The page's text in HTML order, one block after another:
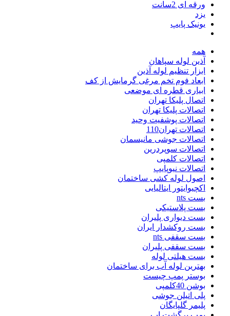
ورقه ای 2سانت
یزد
یونیک پایپ
همه
آذین لوله سپاهان
ابزار تنظیم لوله آذین
ابعاد فوم تخم مرغی گرمایش از کف
ابیاری قطره ای موضعی
اتصال پلیکا تهران
اتصالات پلیکا تهران
اتصالات پوشفیت وحید
اتصالات تهران110
اتصالات جوشی مانیسمان
اتصالات سوپردرین
اتصالات کلمپی
اتصالات نیوپایپ
اصول لوله کشی ساختمان
اکچیوایتور ایتالیایی
بست nts
بست پلاستیکی
بست دیواری پلیران
بست روکشدار ایران
بست سقفی nts
بست سقفی پلیران
بست هیلتی لوله
بهترین لوله آب برای ساختمان
بوستر پمپ چیست
بوشن 40کلمپی
پلی اتیلن جوشی
پلیمر گلپایگان